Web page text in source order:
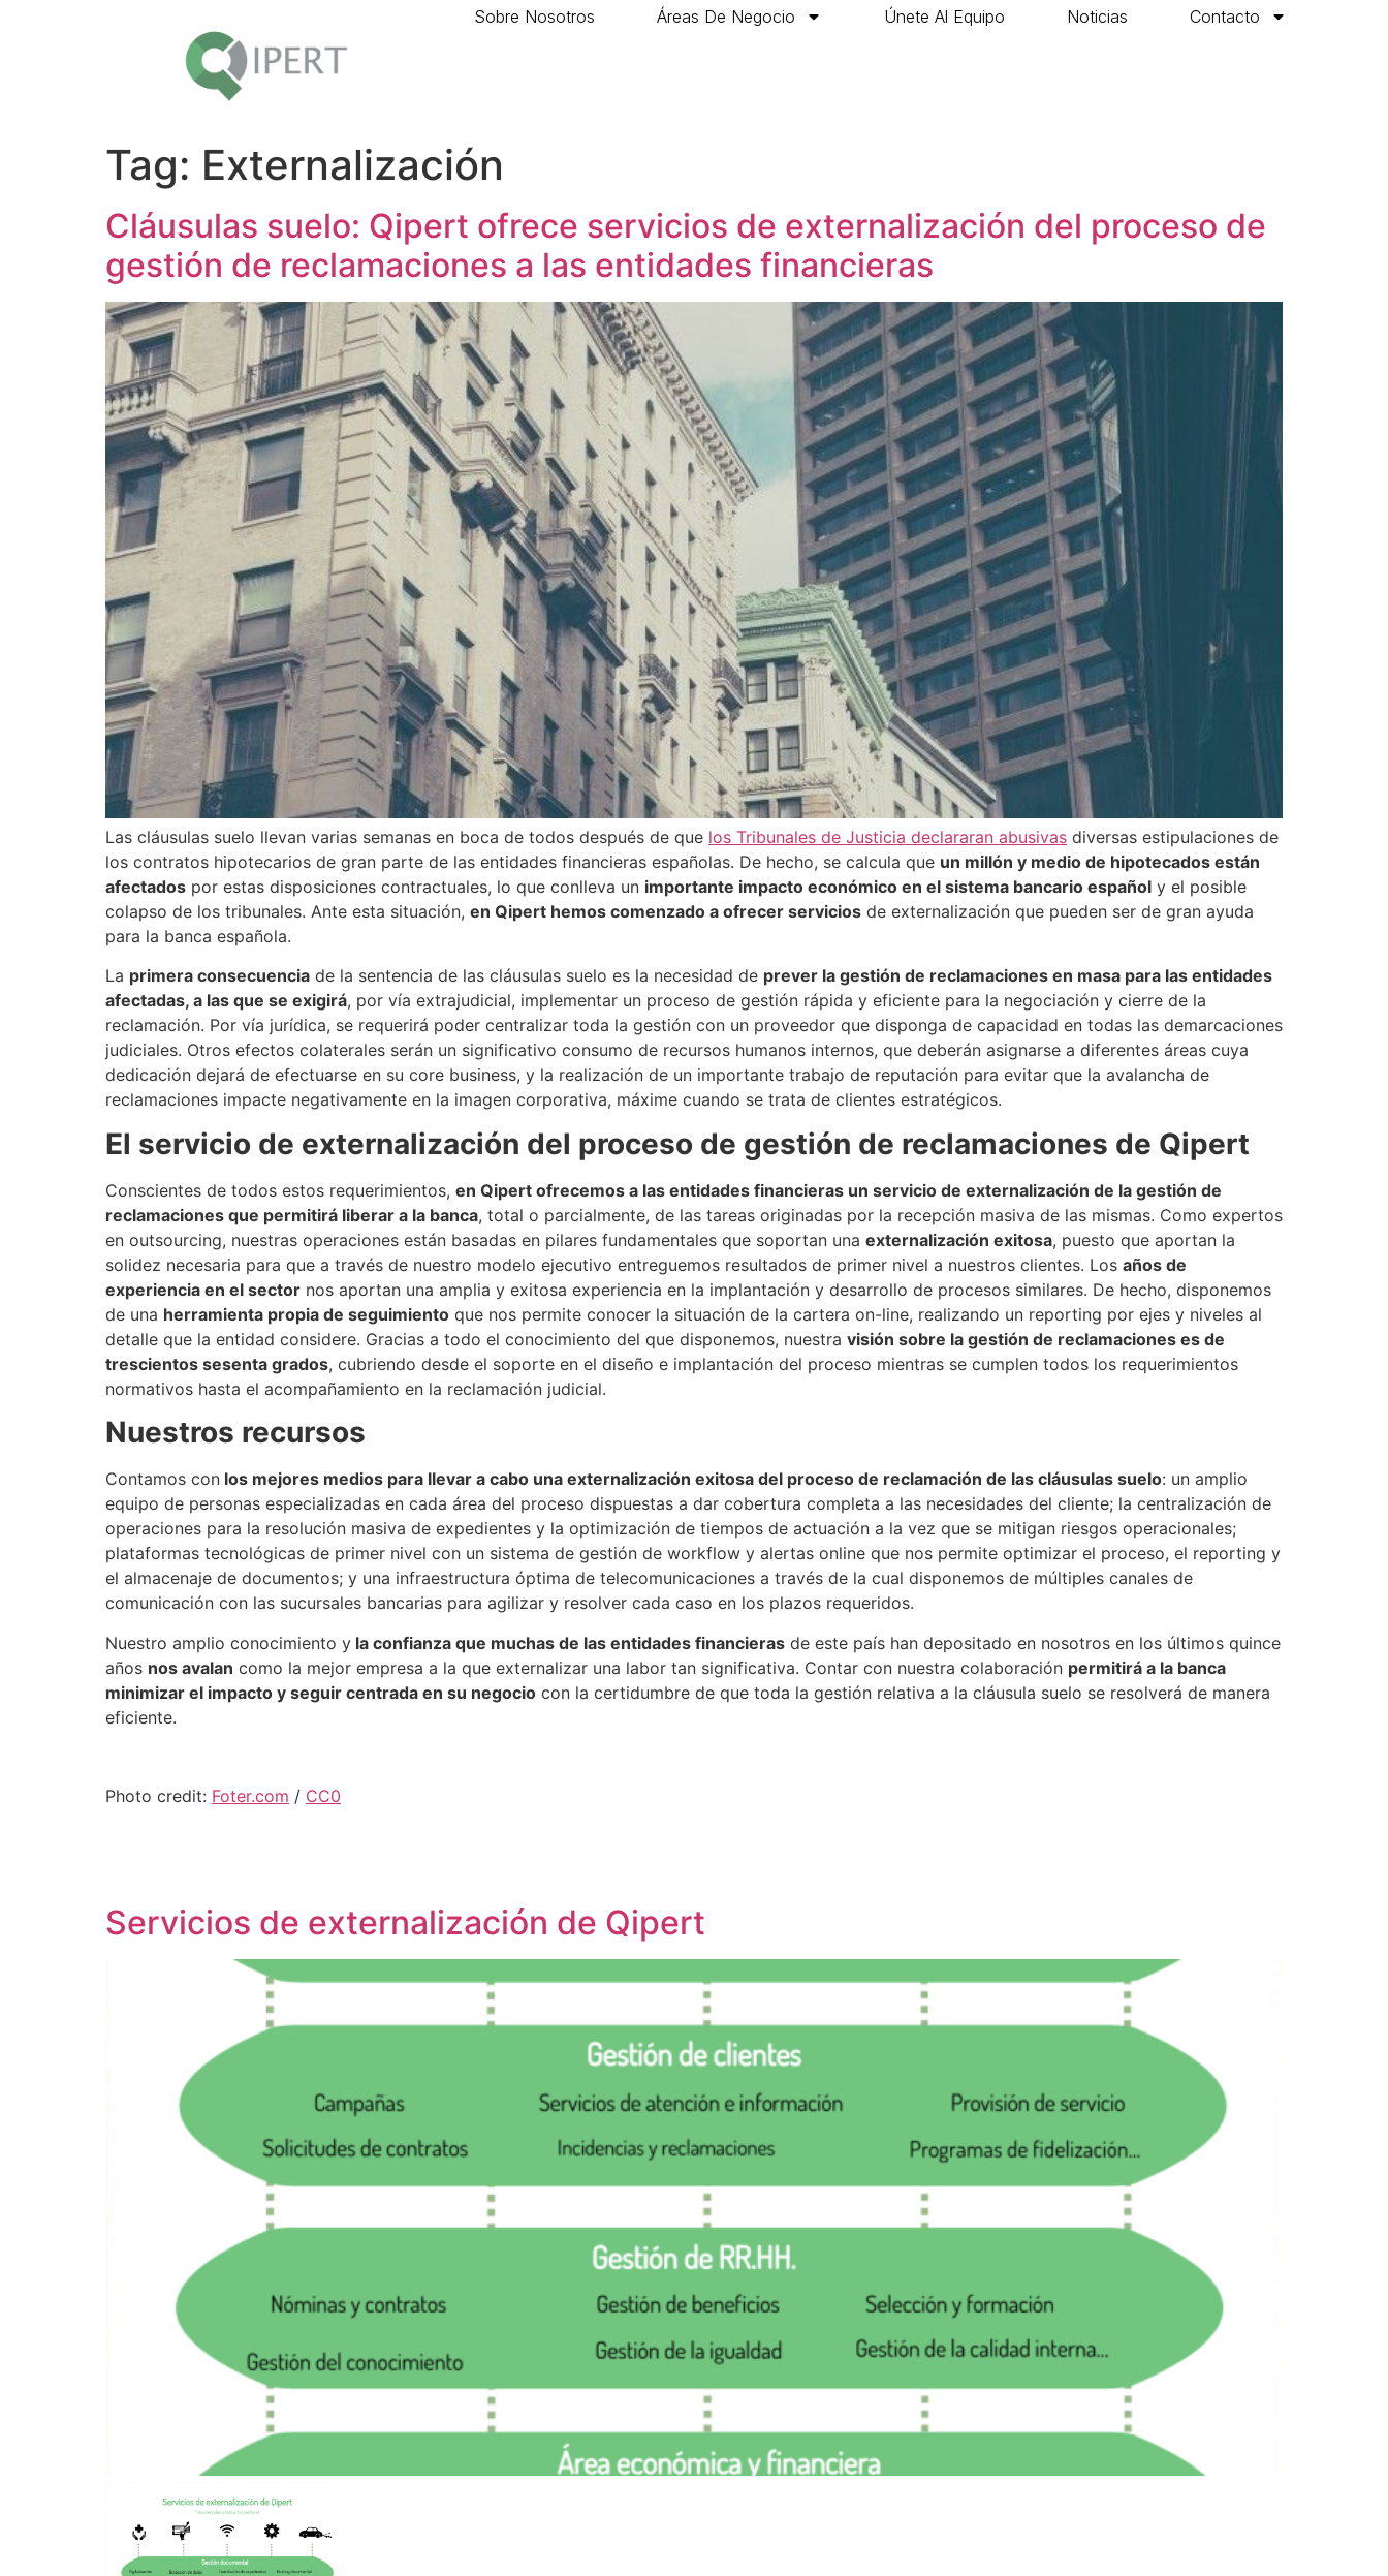
Sobre Nosotros Áreas De Negocio Únete Al Equipo Noticias Contacto
Tag: Externalización
Cláusulas suelo: Qipert ofrece servicios de externalización del proceso de
gestión de reclamaciones a las entidades financieras
Las cláusulas suelo llevan varias semanas en boca de todos después de que los Tribunales de Justicia declararan abusivas diversas estipulaciones de
los contratos hipotecarios de gran parte de las entidades financieras españolas. De hecho, se calcula que un millón y medio de hipotecados están
afectados por estas disposiciones contractuales, lo que conlleva un importante impacto económico en el sistema bancario español y el posible
colapso de los tribunales. Ante esta situación, en Qipert hemos comenzado a ofrecer servicios de externalización que pueden ser de gran ayuda
para la banca española.
La primera consecuencia de la sentencia de las cláusulas suelo es la necesidad de prever la gestión de reclamaciones en masa para las entidades
afectadas, a las que se exigirá, por vía extrajudicial, implementar un proceso de gestión rápida y eficiente para la negociación y cierre de la
reclamación. Por vía jurídica, se requerirá poder centralizar toda la gestión con un proveedor que disponga de capacidad en todas las demarcaciones
judiciales. Otros efectos colaterales serán un significativo consumo de recursos humanos internos, que deberán asignarse a diferentes áreas cuya
dedicación dejará de efectuarse en su core business, y la realización de un importante trabajo de reputación para evitar que la avalancha de
reclamaciones impacte negativamente en la imagen corporativa, máxime cuando se trata de clientes estratégicos.
El servicio de externalización del proceso de gestión de reclamaciones de Qipert
Conscientes de todos estos requerimientos, en Qipert ofrecemos a las entidades financieras un servicio de externalización de la gestión de
reclamaciones que permitirá liberar a la banca, total o parcialmente, de las tareas originadas por la recepción masiva de las mismas. Como expertos
en outsourcing, nuestras operaciones están basadas en pilares fundamentales que soportan una externalización exitosa, puesto que aportan la
solidez necesaria para que a través de nuestro modelo ejecutivo entreguemos resultados de primer nivel a nuestros clientes. Los años de
experiencia en el sector nos aportan una amplia y exitosa experiencia en la implantación y desarrollo de procesos similares. De hecho, disponemos
de una herramienta propia de seguimiento que nos permite conocer la situación de la cartera on-line, realizando un reporting por ejes y niveles al
detalle que la entidad considere. Gracias a todo el conocimiento del que disponemos, nuestra visión sobre la gestión de reclamaciones es de
trescientos sesenta grados, cubriendo desde el soporte en el diseño e implantación del proceso mientras se cumplen todos los requerimientos
normativos hasta el acompañamiento en la reclamación judicial.
Nuestros recursos
Contamos con los mejores medios para llevar a cabo una externalización exitosa del proceso de reclamación de las cláusulas suelo: un amplio
equipo de personas especializadas en cada área del proceso dispuestas a dar cobertura completa a las necesidades del cliente; la centralización de
operaciones para la resolución masiva de expedientes y la optimización de tiempos de actuación a la vez que se mitigan riesgos operacionales;
plataformas tecnológicas de primer nivel con un sistema de gestión de workflow y alertas online que nos permite optimizar el proceso, el reporting y
el almacenaje de documentos; y una infraestructura óptima de telecomunicaciones a través de la cual disponemos de múltiples canales de
comunicación con las sucursales bancarias para agilizar y resolver cada caso en los plazos requeridos.
Nuestro amplio conocimiento y la confianza que muchas de las entidades financieras de este país han depositado en nosotros en los últimos quince
años nos avalan como la mejor empresa a la que externalizar una labor tan significativa. Contar con nuestra colaboración permitirá a la banca
minimizar el impacto y seguir centrada en su negocio con la certidumbre de que toda la gestión relativa a la cláusula suelo se resolverá de manera
eficiente.
Photo credit: Foter.com / CC0
Servicios de externalización de Qipert